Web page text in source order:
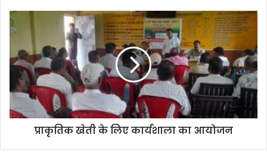
प्राकृतिक खेती के लिए कार्यशाला का आयोजन